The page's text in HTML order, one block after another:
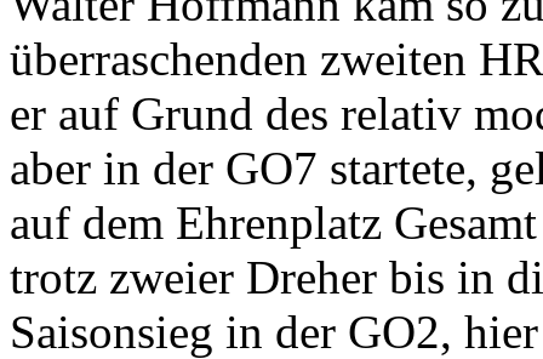
überraschenden zweiten
er auf Grund des relativ
aber in der GO7 startete,
auf dem Ehrenplatz
trotz zweier Dreher bis in
Saisonsieg in der GO2,